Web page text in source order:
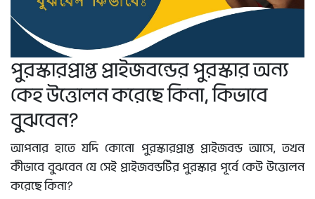
পুরস্কারপ্রাপ্ত প্রাইজবন্ডের পুরস্কার অন্য
কেহ উত্তোলন করেছে কিনা, কিভাবে
বুঝবেন?
আপনার হাতে যদি কোনো পুরস্কারপ্রাপ্ত প্রাইজবন্ড আসে, তখন
কীভাবে বুঝবেন যে সেই প্রাইজবন্ডটির পুরস্কার পূর্বে কেউ উত্তোলন
করেছে কিনা?